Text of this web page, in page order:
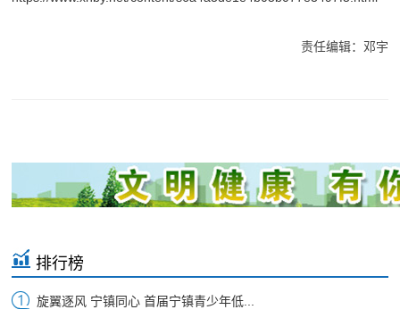
责任编辑：邓宇
排行榜
旋翼逐风 宁镇同心 首届宁镇青少年低...